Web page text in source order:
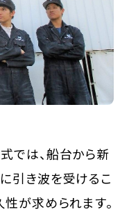
では、船台から新
引き波を受けるこ
が求められます。